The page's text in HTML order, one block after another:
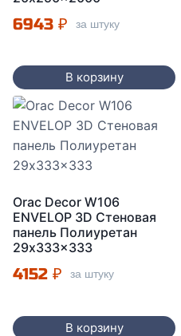
6943 ₽ за штуку
В корзину
Orac Decor W106
ENVELOP 3D Стеновая
панель Полиуретан
29x333x333
4152 ₽ за штуку
В корзину